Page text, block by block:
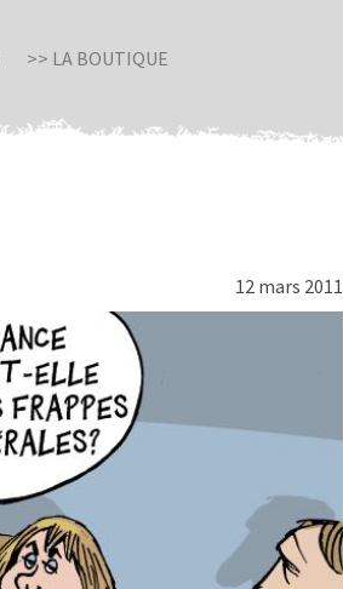
>> LA BOUTIQUE
12 mars 2011